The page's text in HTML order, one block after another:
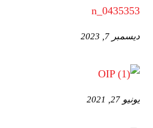
ديسمبر 7, 2023
يونيو 27, 2021